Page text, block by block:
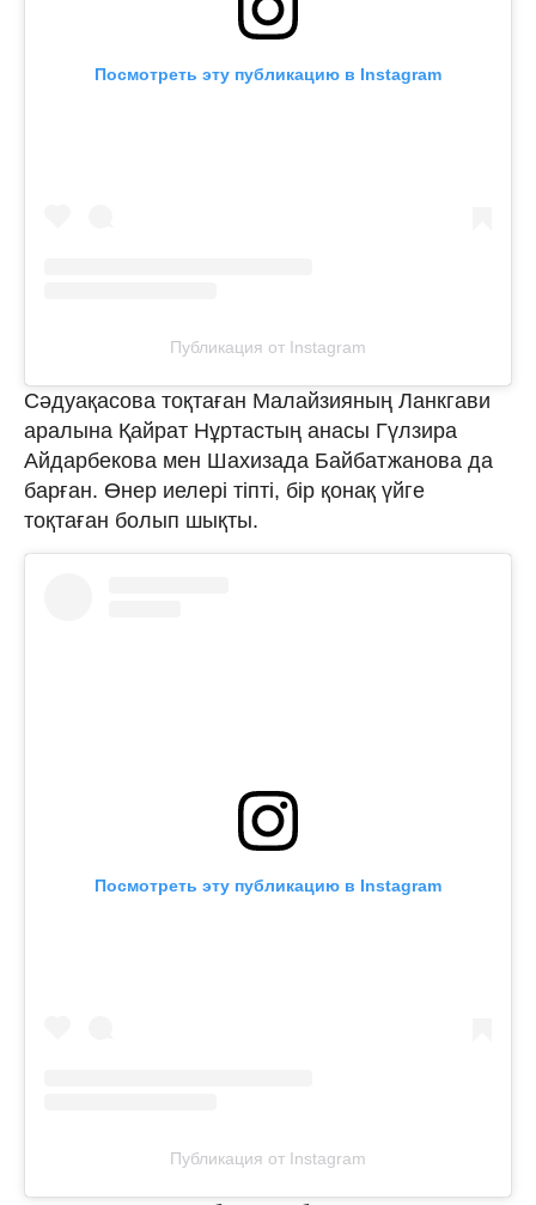
Посмотреть эту публикацию в Instagram
Публикация от Instagram
Сәдуақасова тоқтаған Малайзияның Ланкгави
аралына Қайрат Нұртастың анасы Гүлзира
Айдарбекова мен Шахизада Байбатжанова да
барған. Өнер иелері тіпті, бір қонақ үйге
тоқтаған болып шықты.
Посмотреть эту публикацию в Instagram
Публикация от Instagram